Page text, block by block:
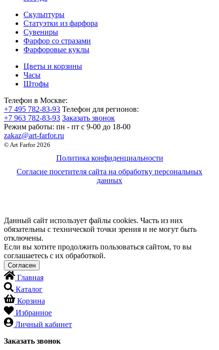
Скульптуры
Статуэтки из фарфора
Сувениры
Фарфор со стразами
Фарфоровые куклы
Цветы и корзины
Часы
Штофы
Телефон в Москве:
+7 495 782-83-93 Телефон для регионов:
+7 963 782-83-93 Заказать звонок
Режим работы: пн - пт c 9-00 до 18-00
zakaz@art-farfor.ru
© Art Farfor 2026
Политика конфиденциальности
Согласие посетителя сайта на обработку персональных
данных
Данный сайт использует файлы cookies. Часть из них
обязательны с технической точки зрения и не могут быть
отключены.
Если вы хотите продолжить пользоваться сайтом, то вы
соглашаетесь с их обработкой.
Главная
Каталог
Корзина
Избранное
Личный кабинет
Заказать звонок